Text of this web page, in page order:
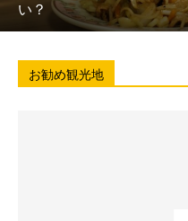
い？
お勧め観光地